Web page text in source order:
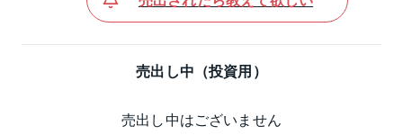
売出し中（投資用）
売出し中はございません